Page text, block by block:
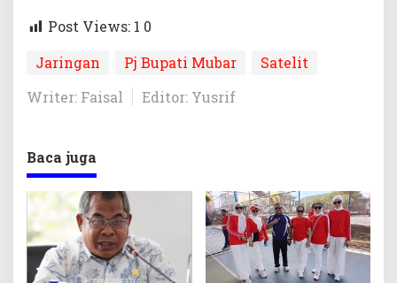
Post Views: 1 0
Jaringan
Pj Bupati Mubar
Satelit
Writer: Faisal
Editor: Yusrif
Baca juga